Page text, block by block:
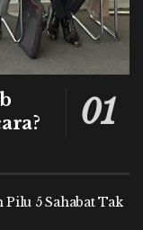
Pilu 5 Sahabat Tak